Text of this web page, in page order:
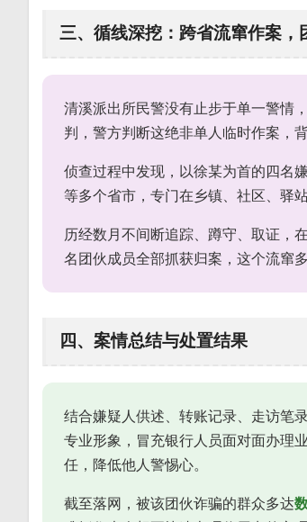
三、循线深挖：跨省流窜作案，
清溪派出所民警没有止步于单一警情
判，警方判断这绝非单人临时作案，
侦查过程中发现，以徐某为首的四名
等多个省市，专门在乡镇、社区、驿
历经数月不间断追踪、蹲守、取证，
名团伙成员全部抓获归案，这个流窜
四、案情总结与处置结果
结合嫌疑人供述、转账记录、走访笔
专业形象，冒充银行人员面对面办理
任，降低他人警惕心。
截至落网，被该团伙诈骗的群众多达